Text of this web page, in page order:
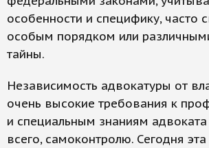
особенности и специфику, часто
особым порядком или
тайны.
Независимость адвокатуры от
очень высокие требования к
и специальным знаниям
всего, самоконтролю. Сегодня